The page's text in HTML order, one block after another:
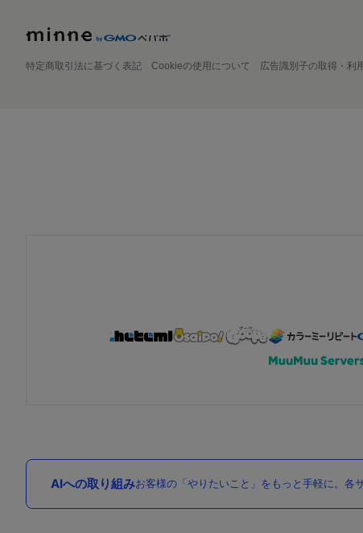
特定商取引法に基づく表記 Cookieの使用について 広告識別子の取得・利
AIへの取り組みお客様の「やりたいこと」をもっと手軽に。各